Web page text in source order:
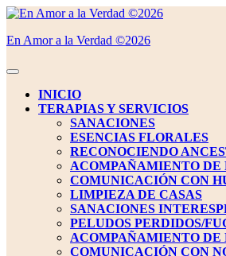
Saltar
contenido
al
En Amor a la Verdad ©2026
Botón
aperturaINICIO
TERAPIAS Y SERVICIOS
SANACIONES
ESENCIAS FLORALES
RECONOCIENDO
ACOMPAÑAMIENTO
COMUNICACIÓN CON
LIMPIEZA DE CASAS
SANACIONES
PELUDOS PERDIDOS/
ACOMPAÑAMIENTO DE
COMUNICACIÓN CON